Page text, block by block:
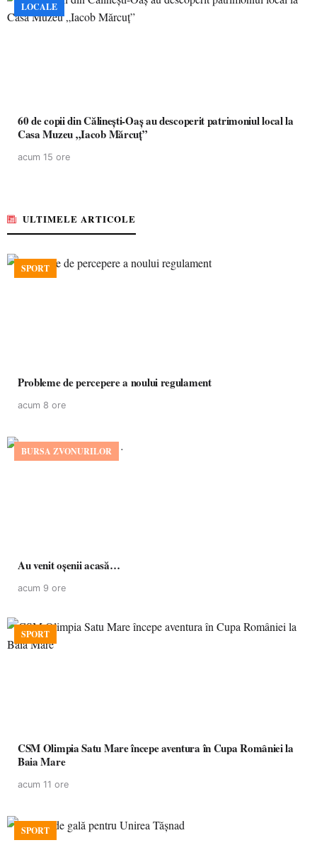
LOCALE
60 de copii din Călinești-Oaș au descoperit patrimoniul local la
Casa Muzeu „Iacob Mărcuț”
acum 15 ore
ULTIMELE ARTICOLE
SPORT
Probleme de percepere a noului regulament
acum 8 ore
BURSA ZVONURILOR
Au venit oșenii acasă…
acum 9 ore
SPORT
CSM Olimpia Satu Mare începe aventura în Cupa României la
Baia Mare
acum 11 ore
SPORT